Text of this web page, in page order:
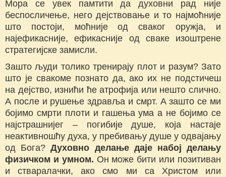
Мора се увек памтити да духовни рад није
беспосличење, него дејствовање и то најмоћније
што постоји, моћније од сваког оружја, и
најефикасније, ефикасније од сваке изоштрене
стратегијске замисли.
Зашто људи толико тренирају плот и разум? Зато
што је свакоме познато да, ако их не подстичеш
на дејство, изнићи ће атрофија или нешто слично.
А после и рушење здравља и смрт. А зашто се ми
бојимо смрти плоти и гашења ума а не бојимо се
најстрашнијег – погибије душе, која настаје
неактивношћу духа, у пребивању душе у одвајању
од Бога?Духовно делање даје набој делању
физичком и умном. Он може бити или позитиван
и стваралачки, ако смо ми са Христом или